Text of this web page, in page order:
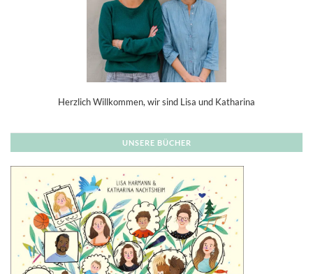
Herzlich Willkommen, wir sind Lisa und Katharina
UNSERE BÜCHER